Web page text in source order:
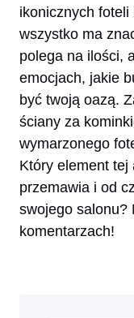
ikonicznych foteli
wszystko ma
polega na ilości,
emocjach, jakie
być twoją oazą.
ściany za
wymarzonego
Który element
przemawia i od
swojego salonu?
komentarzach!